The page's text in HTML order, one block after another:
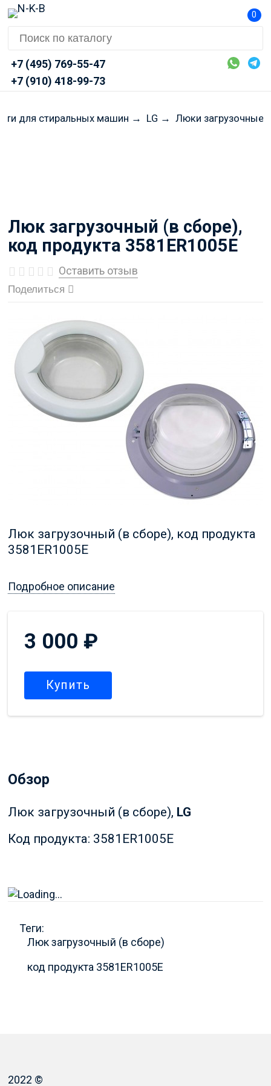
0
+7 (495) 769-55-47
+7 (910) 418-99-73
для стиральных машин → LG → Люки загрузочные
Люк загрузочный (в сборе),
код продукта 3581ER1005E
Оставить отзыв
Поделиться
Люк загрузочный (в сборе), код продукта
3581ER1005E
Подробное описание
3 000 ₽
Купить
Обзор
Люк загрузочный (в сборе), LG
Код продукта: 3581ER1005E
Теги:
Люк загрузочный (в сборе)
код продукта 3581ER1005E
2022 ©